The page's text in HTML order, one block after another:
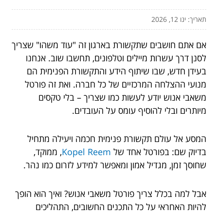
תאריך: ינו 12, 2026
אם אתם חושבים שתקשורת בארגון זה "עוד משהו" שצריך
לסנן דרך עשרות מיילים וטלפונים, תחשבו שוב. אנחנו
בעידן חדש, שבו שיתוף הידע והתקשורת הפנימית הם
מנועי ההצלחה המרכזיים של כל חברה. ואת זה פורטל
משאבי אנוש יודע לעשות כמו שצריך – בלי טקסים
מיותרים ובלי להוסיף עומס על העובדים.
המסע אל עולם תקשורת פנימית חכמה ויעילה מתחיל
בדיוק שם: בפורטל אחד של Kopel Reem, ממוקד,
שחוסך זמן, מגדיל אמון ומאפשר למידע לזרום כמו נהר.
אבל למה בכלל צריך פורטל משאבי אנוש? ואיך הוא הופך
להיות האחראי על כל התכנים החשובים, התהליכים